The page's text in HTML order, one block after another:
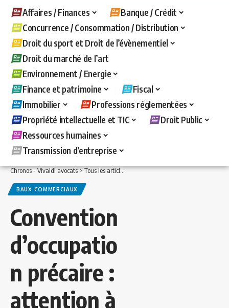
Affaires / Finances
Banque / Crédit
Concurrence / Consommation / Distribution
Droit du sport et Droit de l’évènementiel
Droit du marché de l’art
Environnement / Energie
Finance et patrimoine
Fiscal
Immobilier
Professions réglementées
Propriété intellectuelle et TIC
Droit Public
Ressources humaines
Transmission d’entreprise
Chronos - Vivaldi avocats>Tous les articles >Immobilier>Baux commerciaux>
BAUX COMMERCIAUX
Convention
d’occupatio
n précaire :
attention à